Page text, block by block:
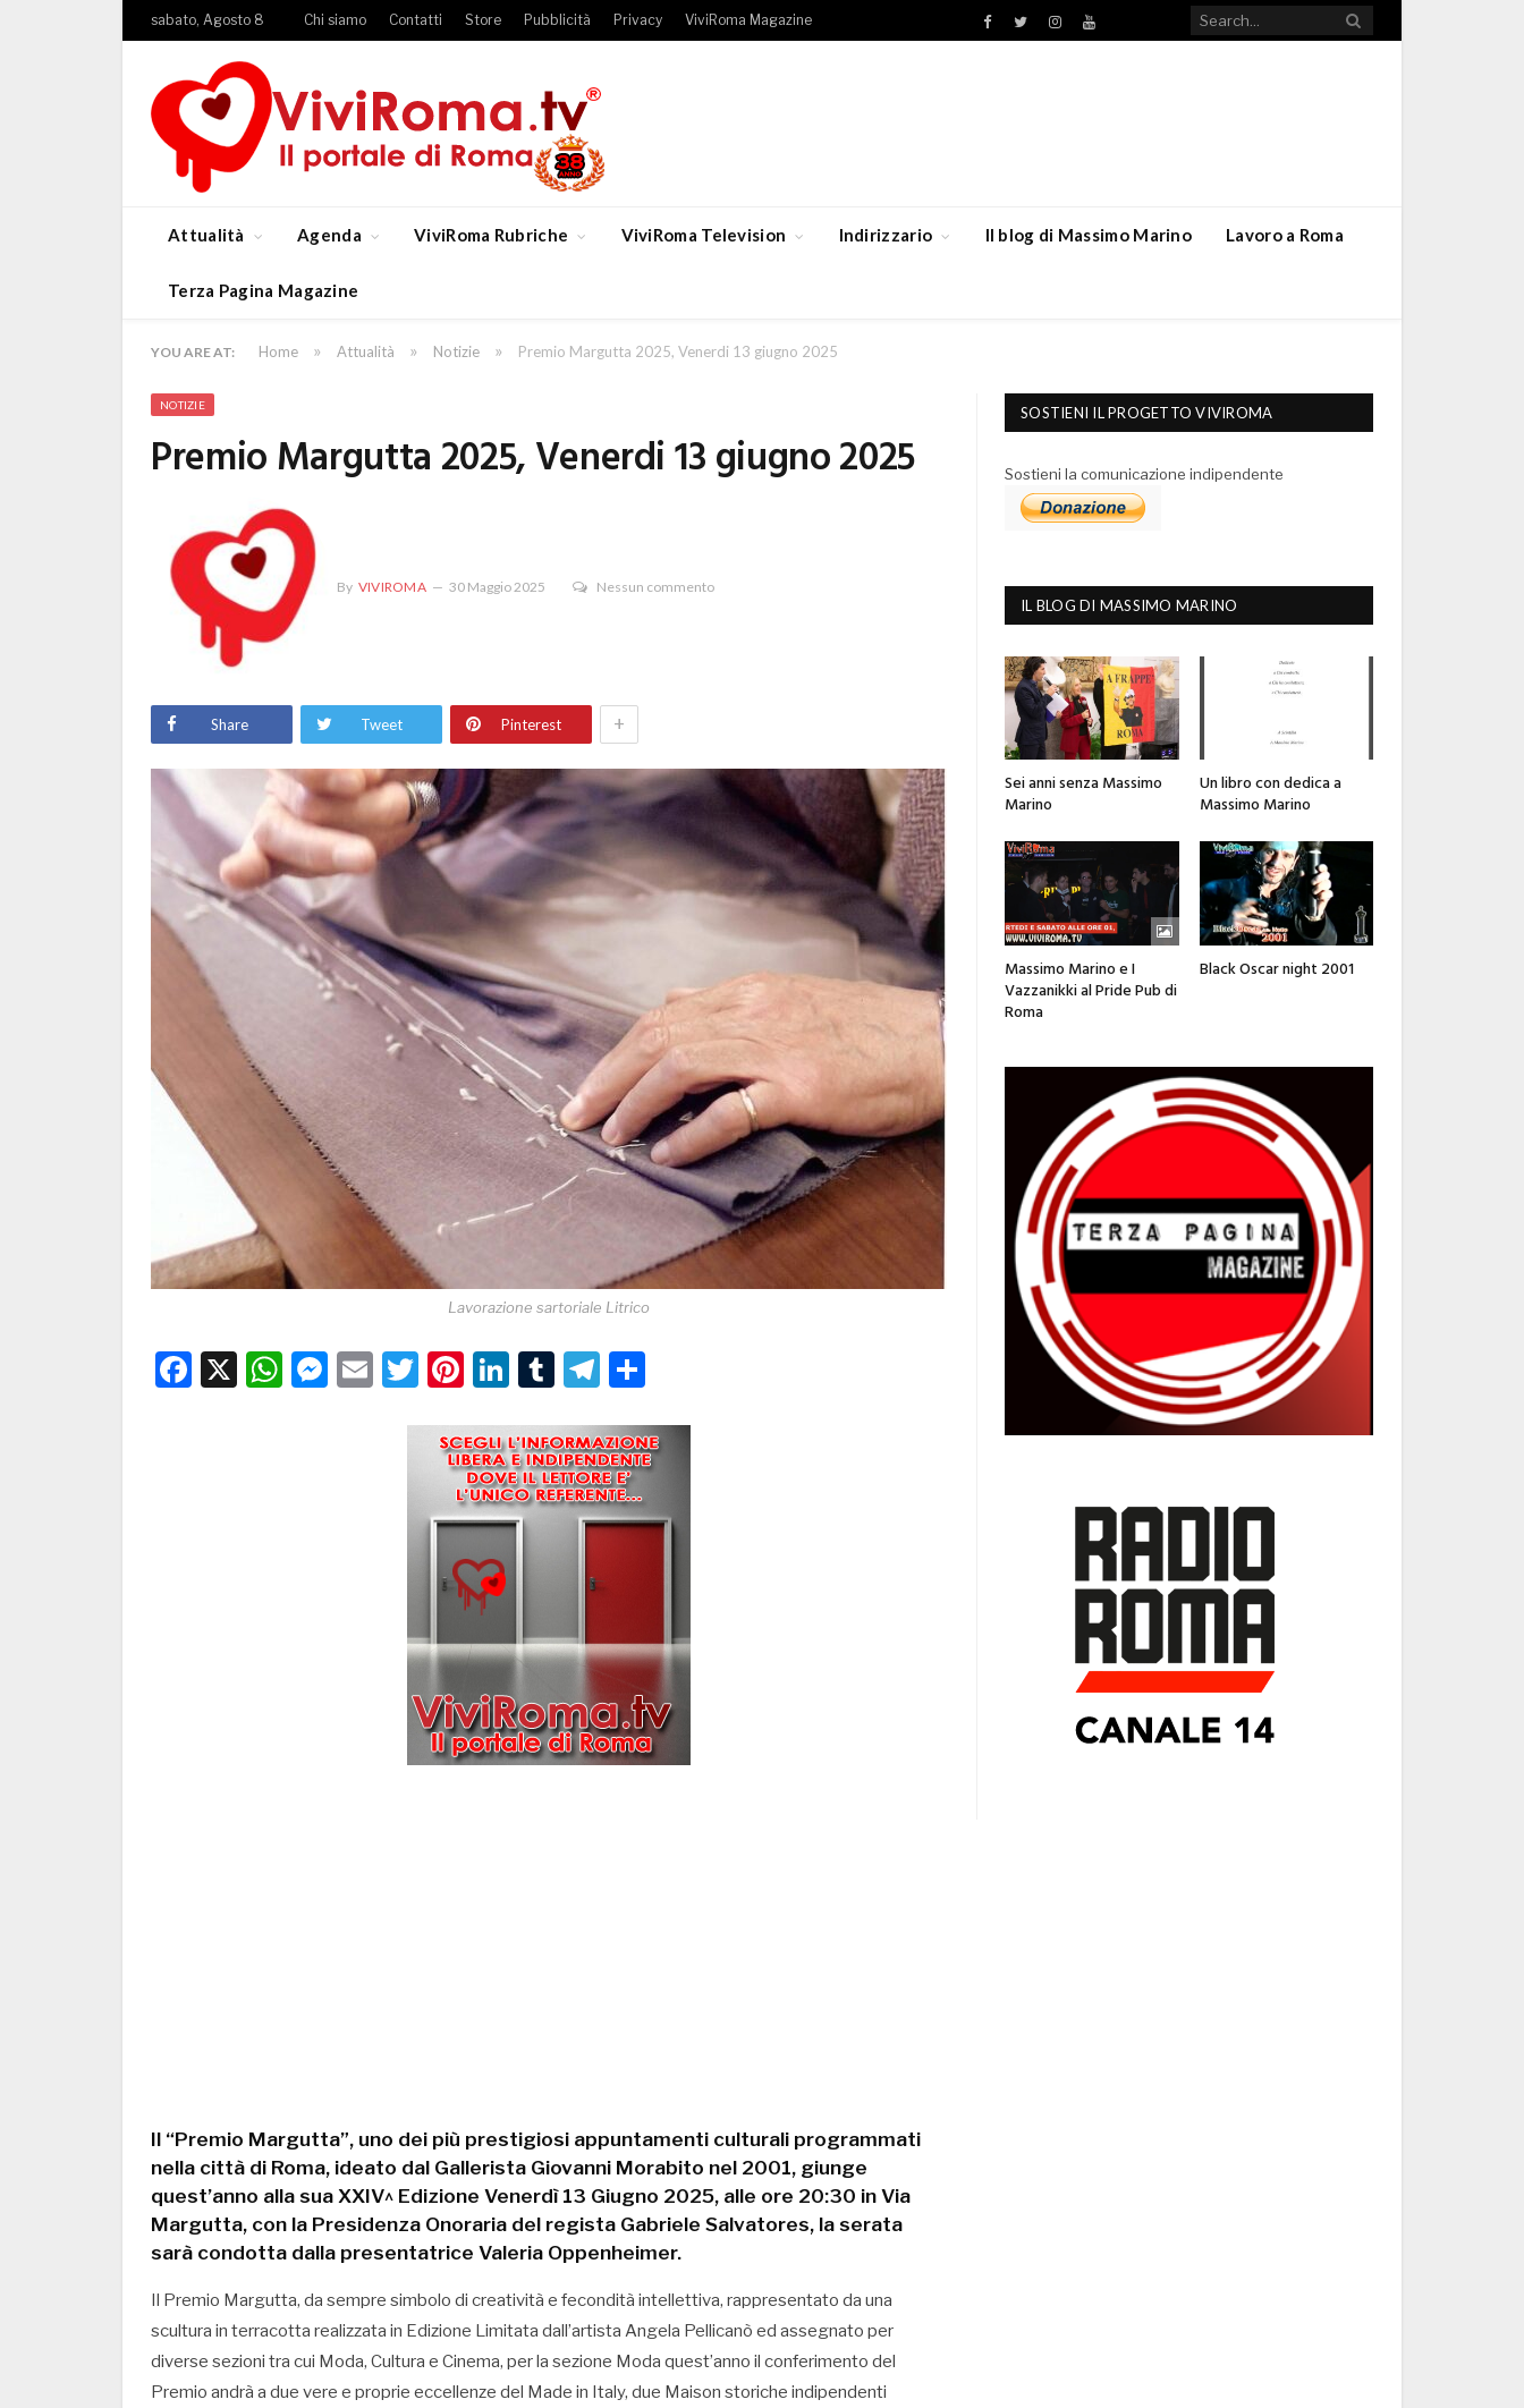
sabato, Agosto 8 Chi siamo Contatti Store Pubblicità Privacy ViviRoma Magazine Facebook
TwitterInstagramYouTube
Attualità Agenda ViviRoma Rubriche ViviRoma Television Indirizzario Il blog di Massimo Marino Lavoro a Roma
Terza Pagina Magazine
YOU ARE AT: Home » Attualità » Notizie » Premio Margutta 2025, Venerdi 13 giugno 2025
NOTIZIE
Premio Margutta 2025, Venerdi 13 giugno 2025
By VIVIROMA 30 Maggio 2025 Nessun commento
Share Tweet Pinterest +
Lavorazione sartoriale Litrico
Facebook
X WhatsApp
Messenger
EmailTwitter
Pinterest
LinkedIn
TumblrTelegram
Il “Premio Margutta”, uno dei più prestigiosi appuntamenti culturali programmati
nella città di Roma, ideato dal Gallerista Giovanni Morabito nel 2001, giunge
quest’anno alla sua XXIV^ Edizione Venerdì 13 Giugno 2025, alle ore 20:30 in Via
Margutta, con la Presidenza Onoraria del regista Gabriele Salvatores, la serata
sarà condotta dalla presentatrice Valeria Oppenheimer.
Il Premio Margutta, da sempre simbolo di creatività e fecondità intellettiva, rappresentato da una
scultura in terracotta realizzata in Edizione Limitata dall’artista Angela Pellicanò ed assegnato per
diverse sezioni tra cui Moda, Cultura e Cinema, per la sezione Moda quest’anno il conferimento del
Premio andrà a due vere e proprie eccellenze del Made in Italy, due Maison storiche indipendenti
SOSTIENI IL PROGETTO VIVIROMA
Sostieni la comunicazione indipendente
IL BLOG DI MASSIMO MARINO
Sei anni senza Massimo
Marino
Un libro con dedica a
Massimo Marino
Massimo Marino e I
Vazzanikki al Pride Pub di
Roma
Black Oscar night 2001